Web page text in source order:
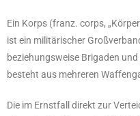
Ein Korps (franz. corps,
ist ein militärischer
beziehungsweise Brigaden
besteht aus mehreren
Die im Ernstfall direkt zur